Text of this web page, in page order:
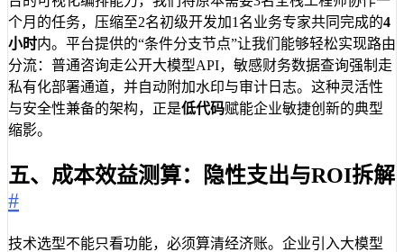
个月的任务，压缩至2名初级开发加1名业务专家共同完成的4
小时内。平台提供的“条件分支节点”让我们能够轻松实现路由
分流：普通咨询走公开大模型API，敏感财务数据查询强制走
私有化部署通道，并自动附加水印与审计日志。这种灵活性
与安全性兼备的架构，正是低代码赋能企业敏捷创新的典型
缩影。
五、成本效益测算：隐性支出与ROI拆解
#
技术选型不能只看功能，必须算清经济账。企业引入大模型